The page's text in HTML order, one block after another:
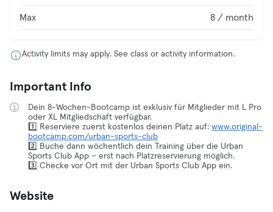
Max 8 / month
Activity limits may apply. See class or activity information.
Important Info
Dein 8-Wochen-Bootcamp ist exklusiv für Mitglieder mit L Pro
oder XL Mitgliedschaft verfügbar.
1️⃣ Reserviere zuerst kostenlos deinen Platz auf: www.original-
bootcamp.com/urban-sports-club
2️⃣ Buche dann wöchentlich dein Training über die Urban
Sports Club App – erst nach Platzreservierung möglich.
3️⃣ Checke vor Ort mit der Urban Sports Club App ein.
Website